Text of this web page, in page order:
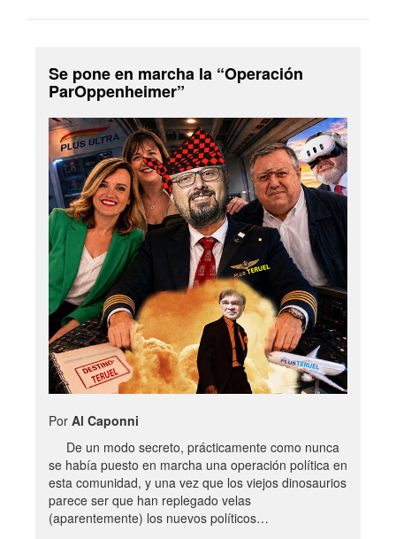
Se pone en marcha la “Operación
ParOppenheimer”
Por Al Caponni
De un modo secreto, prácticamente como nunca
se había puesto en marcha una operación política en
esta comunidad, y una vez que los viejos dinosaurios
parece ser que han replegado velas
(aparentemente) los nuevos políticos…